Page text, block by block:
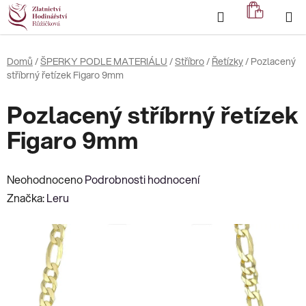
Přejít
na
obsah
Hledat
KOŠÍK
Domů /ŠPERKY PODLE MATERIÁLU /Stříbro/ Řetízky/ Pozlacený
stříbrný řetízek Figaro 9mm
Pozlacený stříbrný řetízek
Figaro 9mm
Průměrné
hodnocení
NeohodnocenoPodrobnosti hodnocení
Značka:Leru